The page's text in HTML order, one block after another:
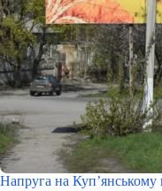
Напруга на Куп’янському